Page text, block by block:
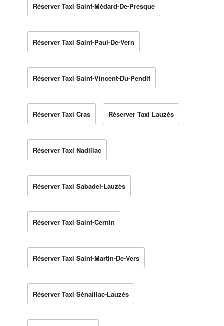
Réserver Taxi Saint-Médard-De-Presque
Réserver Taxi Saint-Paul-De-Vern
Réserver Taxi Saint-Vincent-Du-Pendit
Réserver Taxi Cras Réserver Taxi Lauzès
Réserver Taxi Nadillac
Réserver Taxi Sabadel-Lauzès
Réserver Taxi Saint-Cernin
Réserver Taxi Saint-Martin-De-Vers
Réserver Taxi Sénaillac-Lauzès